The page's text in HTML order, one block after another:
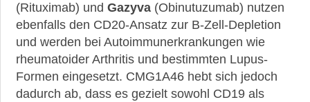
(Rituximab) und Gazyva (Obinutuzumab) nutzen
ebenfalls den CD20-Ansatz zur B-Zell-Depletion
und werden bei Autoimmunerkrankungen wie
rheumatoider Arthritis und bestimmten Lupus-
Formen eingesetzt. CMG1A46 hebt sich jedoch
dadurch ab, dass es gezielt sowohl CD19 als
►
Therapien
►
Krankheiten